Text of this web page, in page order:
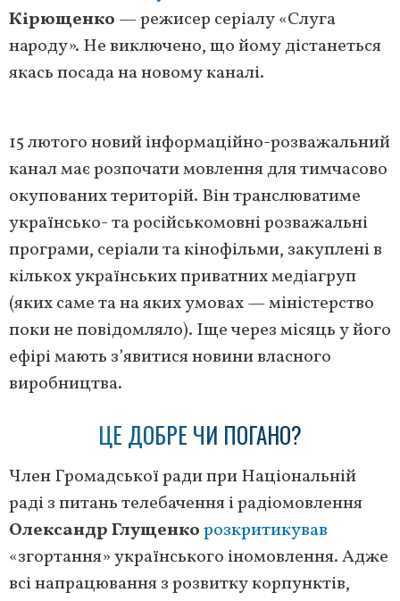
Кірющенко — режисер серіалу «Слуга
народу». Не виключено, що йому дістанеться
якась посада на новому каналі.
15 лютого новий інформаційно-розважальний
канал має розпочати мовлення для тимчасово
окупованих територій. Він транслюватиме
українсько- та російськомовні розважальні
програми, серіали та кінофільми, закуплені в
кількох українських приватних медіагруп
(яких саме та на яких умовах — міністерство
поки не повідомляло). Іще через місяць у його
ефірі мають з’явитися новини власного
виробництва.
ЦЕ ДОБРЕ ЧИ ПОГАНО?
Член Громадської ради при Національній
раді з питань телебачення і радіомовлення
Олександр Глущенкорозкритикував
«згортання» українського іномовлення. Адже
всі напрацювання з розвитку корпунктів,